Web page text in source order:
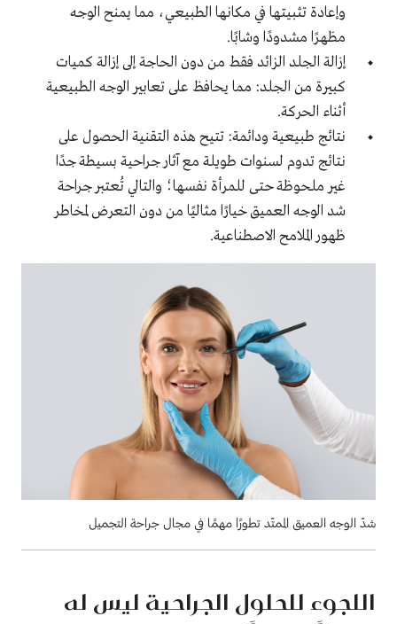
وإعادة تثبيتها في مكانها الطبيعي، مما يمنح الوجه
مظهرًا مشدودًا وشابًا.
إزالة الجلد الزائد فقط من دون الحاجة إلى إزالة كميات
كبيرة من الجلد: مما يحافظ على تعابير الوجه الطبيعية
أثناء الحركة.
نتائج طبيعية ودائمة: تتيح هذه التقنية الحصول على
نتائج تدوم لسنوات طويلة مع آثار جراحية بسيطة جدًا
غير ملحوظة حتى للمرأة نفسها؛ والتالي تُعتبر جراحة
شد الوجه العميق خيارًا مثاليًا من دون التعرض لمخاطر
ظهور الملامح الاصطناعية.
شدّ الوجه العميق الممتّد تطورًا مهمًا في مجال جراحة التجميل
اللجوء للحلول الجراحية ليس له